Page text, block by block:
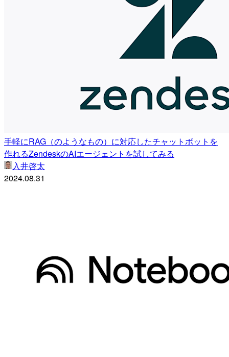
手軽にRAG（のようなもの）に対応したチャットボットを
作れるZendeskのAIエージェントを試してみる
入井啓太
2024.08.31